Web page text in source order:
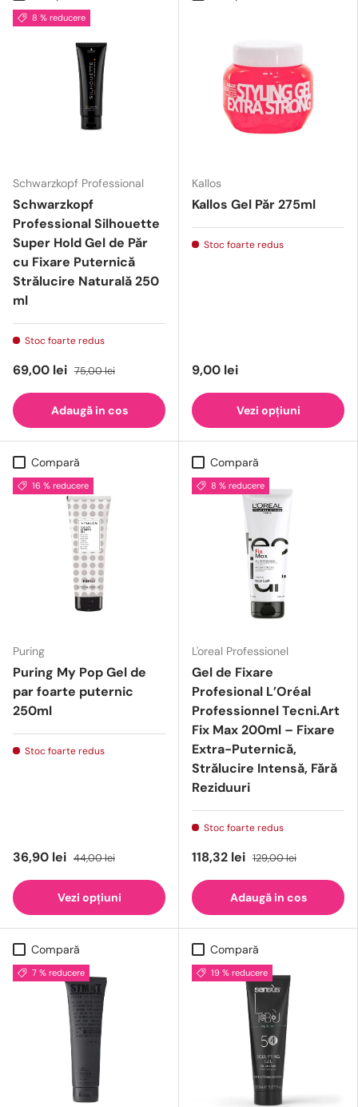
8 % reducere
Schwarzkopf Professional
Schwarzkopf
Professional Silhouette
Super Hold Gel de Păr
cu Fixare Puternică
Strălucire Naturală 250
ml
Stoc foarte redus
69,00 lei 75,00 lei
Adaugă in cos
Kallos
Kallos Gel Păr 275ml
Stoc foarte redus
9,00 lei
Vezi opțiuni
Compară
16 % reducere
Puring
Puring My Pop Gel de
par foarte puternic
250ml
Stoc foarte redus
36,90 lei 44,00 lei
Vezi opțiuni
Compară
8 % reducere
L'oreal Professionel
Gel de Fixare
Profesional L’Oréal
Professionnel Tecni.Art
Fix Max 200ml – Fixare
Extra-Puternică,
Strălucire Intensă, Fără
Reziduuri
Stoc foarte redus
118,32 lei 129,00 lei
Adaugă in cos
Compară
7 % reducere
Compară
19 % reducere